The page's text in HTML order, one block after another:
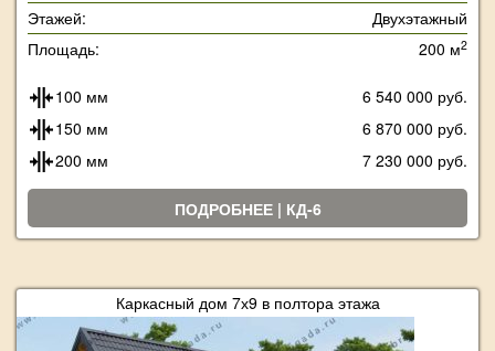
Этажей:
Двухэтажный
Площадь:
200 м2
100 мм
6 540 000 руб.
150 мм
6 870 000 руб.
200 мм
7 230 000 руб.
ПОДРОБНЕЕ | КД-6
Каркасный дом 7х9 в полтора этажа